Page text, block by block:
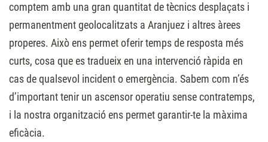
comptem amb una gran quantitat de tècnics desplaçats i
permanentment geolocalitzats a Aranjuez i altres àrees
properes. Això ens permet oferir temps de resposta més
curts, cosa que es tradueix en una intervenció ràpida en
cas de qualsevol incident o emergència. Sabem com n’és
d’important tenir un ascensor operatiu sense contratemps,
i la nostra organització ens permet garantir-te la màxima
eficàcia.